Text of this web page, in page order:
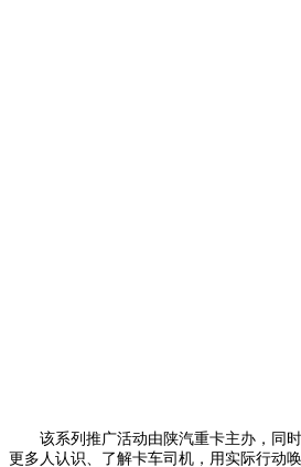
该系列推广活动由陕汽重卡主办，同时
更多人认识、了解卡车司机，用实际行动